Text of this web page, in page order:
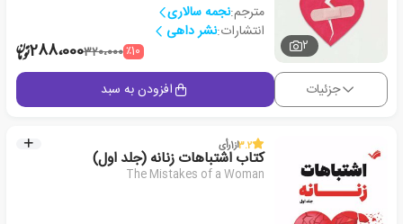
2
مترجم:نجمه سالاری
انتشارات:نشر داهی
٪10320،000288،000
جزئیات افزودن به سبد
3.2از1رأی
کتاب اشتباهات زنانه (جلد اول)
The Mistakes of a Woman